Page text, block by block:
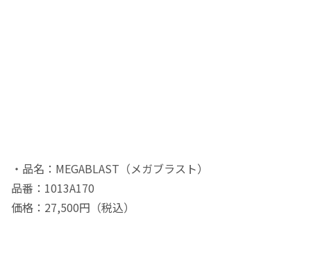
・品名：MEGABLAST（メガブラスト）
品番：1013A170
価格：27,500円（税込）